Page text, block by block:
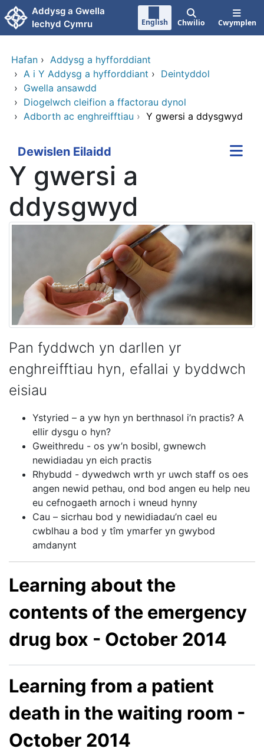
Neidio i'r prif gynnwy
Addysg a Gwella
Iechyd Cymru
English Chwilio Cwymplen
Hafan › Addysg a hyfforddiant
› A i Y Addysg a hyfforddiant › Deintyddol
› Gwella ansawdd
› Diogelwch cleifion a ffactorau dynol
› Adborth ac enghreifftiau › Y gwersi a ddysgwyd
Dewislen Eilaidd
Y gwersi a
ddysgwyd
Pan fyddwch yn darllen yr
enghreifftiau hyn, efallai y byddwch
eisiau
Ystyried – a yw hyn yn berthnasol i’n practis? A
ellir dysgu o hyn?
Gweithredu - os yw’n bosibl, gwnewch
newidiadau yn eich practis
Rhybudd - dywedwch wrth yr uwch staff os oes
angen newid pethau, ond bod angen eu help neu
eu cefnogaeth arnoch i wneud hynny
Cau – sicrhau bod y newidiadau’n cael eu
cwblhau a bod y tîm ymarfer yn gwybod
amdanynt
Learning about the
contents of the emergency
drug box - October 2014
Learning from a patient
death in the waiting room -
October 2014